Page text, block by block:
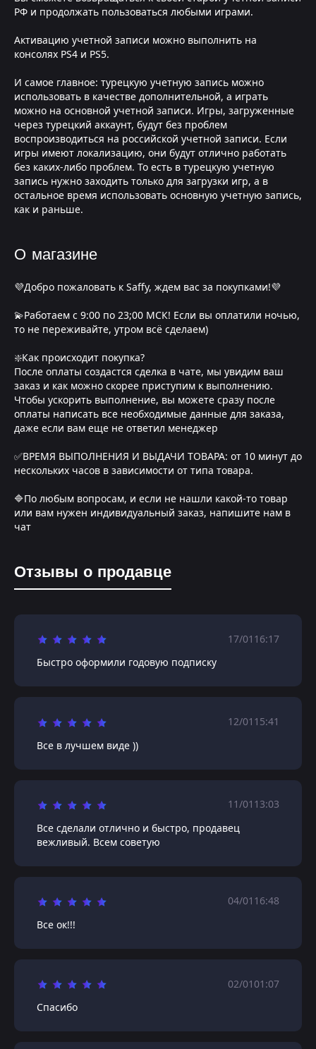
РФ и продолжать пользоваться любыми играми.
Активацию учетной записи можно выполнить на
консолях PS4 и PS5.
И самое главное: турецкую учетную запись можно
использовать в качестве дополнительной, а играть
можно на основной учетной записи. Игры, загруженные
через турецкий аккаунт, будут без проблем
воспроизводиться на российской учетной записи. Если
игры имеют локализацию, они будут отлично работать
без каких-либо проблем. То есть в турецкую учетную
запись нужно заходить только для загрузки игр, а в
остальное время использовать основную учетную запись,
как и раньше.
О магазине
💜Добро пожаловать к Saffy, ждем вас за покупками!💜
💫Работаем с 9:00 по 23;00 МСК! Если вы оплатили ночью,
то не переживайте, утром всё сделаем)
❇️Как происходит покупка?
После оплаты создастся сделка в чате, мы увидим ваш
заказ и как можно скорее приступим к выполнению.
Чтобы ускорить выполнение, вы можете сразу после
оплаты написать все необходимые данные для заказа,
даже если вам еще не ответил менеджер
✅ВРЕМЯ ВЫПОЛНЕНИЯ И ВЫДАЧИ ТОВАРА: от 10 минут до
нескольких часов в зависимости от типа товара.
🔷По любым вопросам, и если не нашли какой-то товар
или вам нужен индивидуальный заказ, напишите нам в
чат
Отзывы о продавце
17/01 16:17
Быстро оформили годовую подписку
12/01 15:41
Все в лучшем виде ))
11/01 13:03
Все сделали отлично и быстро, продавец
вежливый. Всем советую
04/01 16:48
Все ок!!!
02/0101:07
Спасибо